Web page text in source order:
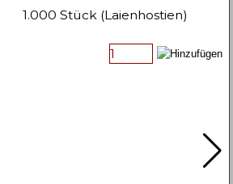
1.000 Stück (Laienhostien)